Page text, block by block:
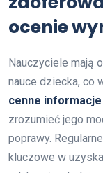
ocenie
Nauczyciele mają
nauce dziecka, co
cenne
zrozumieć jego
poprawy.
kluczowe w